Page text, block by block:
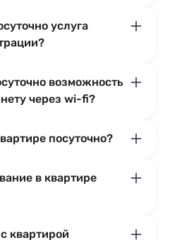
услуга
возможность
через wi-fi?
посуточно?
в квартире
квартирой